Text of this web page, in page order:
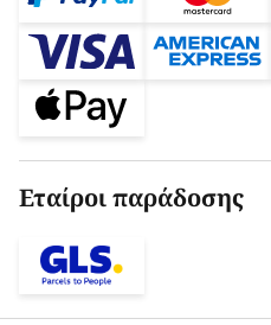
Εταίροι παράδοσης